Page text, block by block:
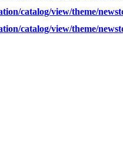
catalog/view/theme/
catalog/view/theme/